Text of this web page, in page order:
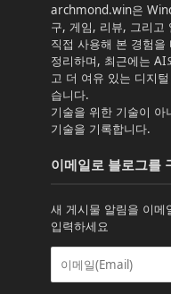
archmond.win은
구, 게임, 리뷰, 그리고
직접 사용해 본 경험을
정리하며, 최근에는 AI
고 더 여유 있는 디지
습니다.
기술을 위한 기술이
기술을 기록합니다.
이메일로 블로그를
새 게시물 알림을 이메
입력하세요
이
일